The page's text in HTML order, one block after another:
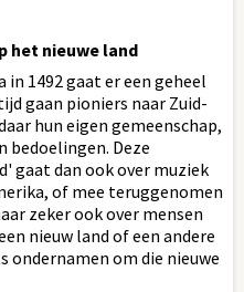
het nieuwe land
1492 gaat er een geheel
gaan pioniers naar Zuid-
hun eigen gemeenschap,
bedoelingen. Deze
gaat dan ook over muziek
of mee teruggenomen
zeker ook over mensen
nieuw land of een andere
ondernamen om die nieuwe